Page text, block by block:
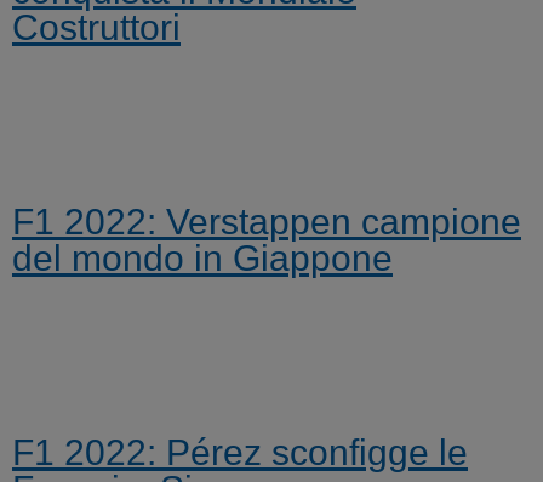
Costruttori
F1 2022: Verstappen campione
del mondo in Giappone
F1 2022: Pérez sconfigge le